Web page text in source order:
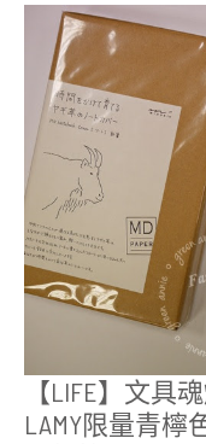
【LIFE】文具
LAMY限量青檸
【LIFE】
文
具
魂
爆
發
~MD
Notebook、
2015
LAMY
限
量
青
檸
色、
Midori
原
子
筆、